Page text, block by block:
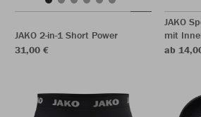
JAKO 2-in-1 Short Power
31,00 €
JAKO
mit
ab